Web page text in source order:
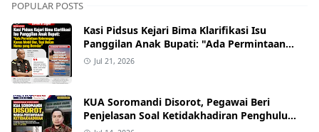
POPULAR POSTS
Kasi Pidsus Kejari Bima Klarifikasi Isu
Panggilan Anak Bupati: "Ada Permintaan
Keterangan Kasus Mobil Bor, Tapi Bukan
Jul 21, 2026
KUA Soromandi Disorot, Pegawai Beri
Penjelasan Soal Ketidakhadiran Penghulu
pada Akad Nikah Mualaf